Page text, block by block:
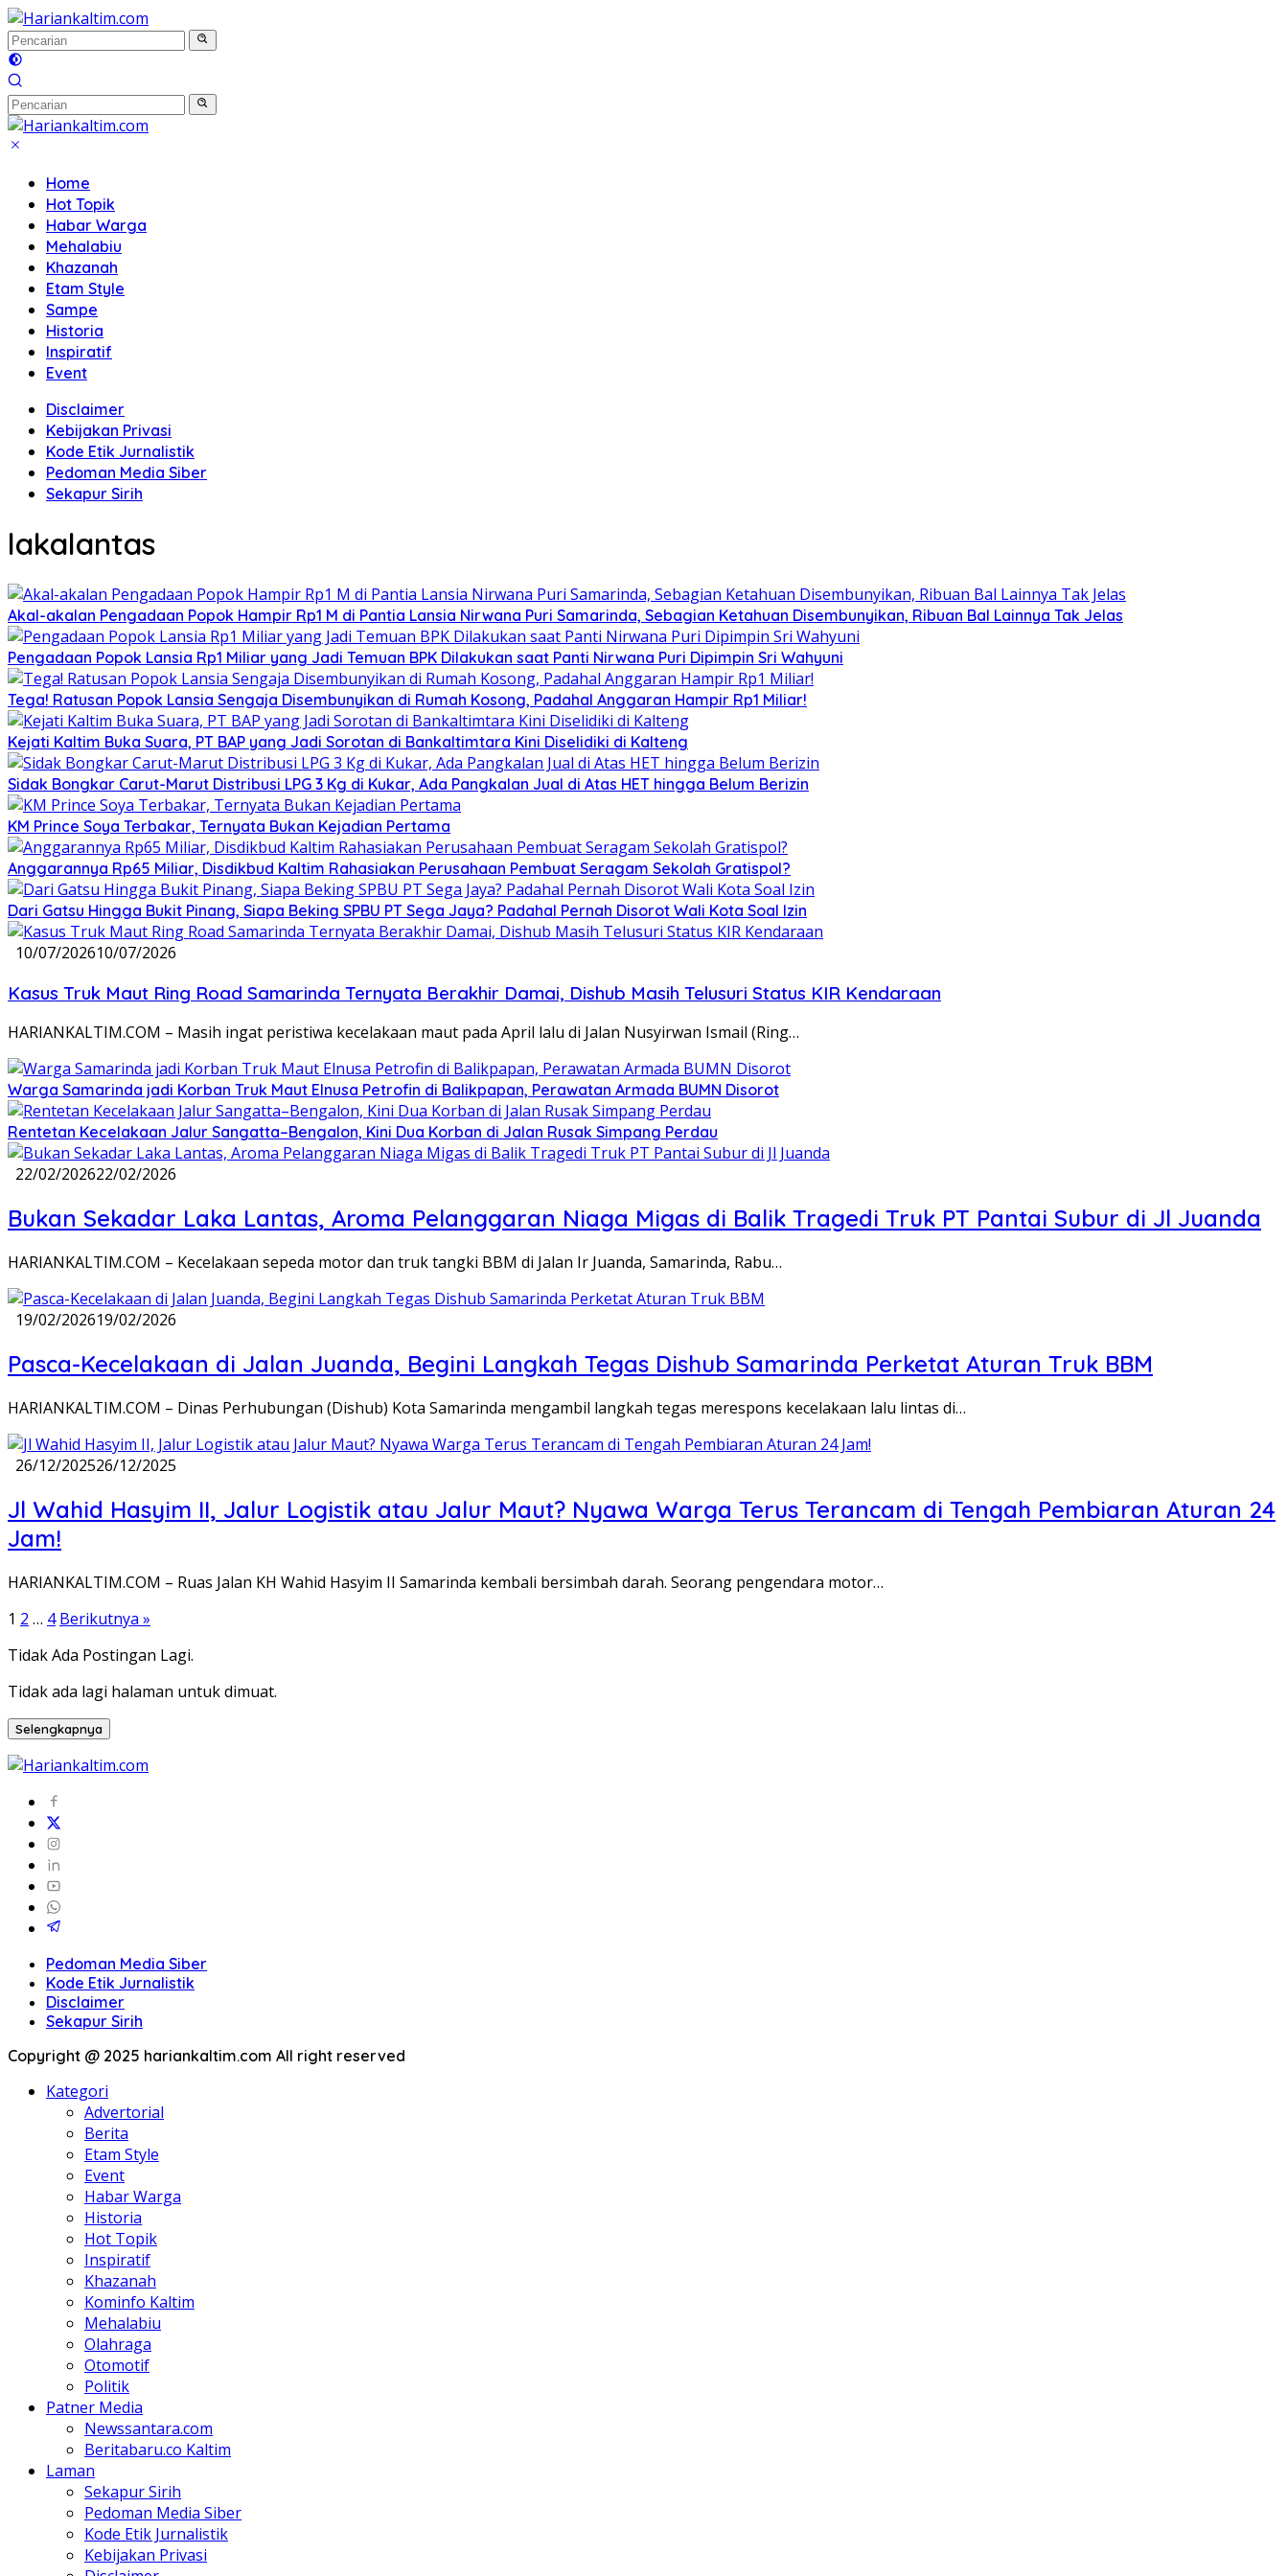
Langsung
ke
konten
Home
Hot Topik
Habar Warga
Mehalabiu
Khazanah
Etam Style
Sampe
Historia
Inspiratif
Event
Disclaimer
Kebijakan Privasi
Kode Etik Jurnalistik
Pedoman Media Siber
Sekapur Sirih
lakalantas
Akal-akalan Pengadaan Popok Hampir Rp1 M di Pantia Lansia Nirwana Puri Samarinda, Sebagian Ketahuan Disembunyikan, Ribuan Bal Lainnya Tak Jelas
Pengadaan Popok Lansia Rp1 Miliar yang Jadi Temuan BPK Dilakukan saat Panti Nirwana Puri Dipimpin Sri Wahyuni
Tega! Ratusan Popok Lansia Sengaja Disembunyikan di Rumah Kosong, Padahal Anggaran Hampir Rp1 Miliar!
Kejati Kaltim Buka Suara, PT BAP yang Jadi Sorotan di Bankaltimtara Kini Diselidiki di Kalteng
Sidak Bongkar Carut-Marut Distribusi LPG 3 Kg di Kukar, Ada Pangkalan Jual di Atas HET hingga Belum Berizin
KM Prince Soya Terbakar, Ternyata Bukan Kejadian Pertama
Anggarannya Rp65 Miliar, Disdikbud Kaltim Rahasiakan Perusahaan Pembuat Seragam Sekolah Gratispol?
Dari Gatsu Hingga Bukit Pinang, Siapa Beking SPBU PT Sega Jaya? Padahal Pernah Disorot Wali Kota Soal Izin
10/07/202610/07/2026
Kasus Truk Maut Ring Road Samarinda Ternyata Berakhir Damai, Dishub Masih Telusuri Status KIR Kendaraan
HARIANKALTIM.COM – Masih ingat peristiwa kecelakaan maut pada April lalu di Jalan Nusyirwan Ismail (Ring…
Warga Samarinda jadi Korban Truk Maut Elnusa Petrofin di Balikpapan, Perawatan Armada BUMN Disorot
Rentetan Kecelakaan Jalur Sangatta–Bengalon, Kini Dua Korban di Jalan Rusak Simpang Perdau
22/02/202622/02/2026
Bukan Sekadar Laka Lantas, Aroma Pelanggaran Niaga Migas di Balik Tragedi Truk PT Pantai Subur di Jl Juanda
HARIANKALTIM.COM – Kecelakaan sepeda motor dan truk tangki BBM di Jalan Ir Juanda, Samarinda, Rabu…
19/02/202619/02/2026
Pasca-Kecelakaan di Jalan Juanda, Begini Langkah Tegas Dishub Samarinda Perketat Aturan Truk BBM
HARIANKALTIM.COM – Dinas Perhubungan (Dishub) Kota Samarinda mengambil langkah tegas merespons kecelakaan lalu lintas di…
26/12/202526/12/2025
Jl Wahid Hasyim II, Jalur Logistik atau Jalur Maut? Nyawa Warga Terus Terancam di Tengah Pembiaran Aturan 24
Jam!
HARIANKALTIM.COM – Ruas Jalan KH Wahid Hasyim II Samarinda kembali bersimbah darah. Seorang pengendara motor…
Paginasi
pos
1 2 … 4 Berikutnya »
Tidak Ada Postingan Lagi.
Tidak ada lagi halaman untuk dimuat.
Selengkapnya
Pedoman Media Siber
Kode Etik Jurnalistik
Disclaimer
Sekapur Sirih
Copyright @ 2025 hariankaltim.com All right reserved
Kategori
Advertorial
Berita
Etam Style
Event
Habar Warga
Historia
Hot Topik
Inspiratif
Khazanah
Kominfo Kaltim
Mehalabiu
Olahraga
Otomotif
Politik
Patner Media
Newssantara.com
Beritabaru.co Kaltim
Laman
Sekapur Sirih
Pedoman Media Siber
Kode Etik Jurnalistik
Kebijakan Privasi